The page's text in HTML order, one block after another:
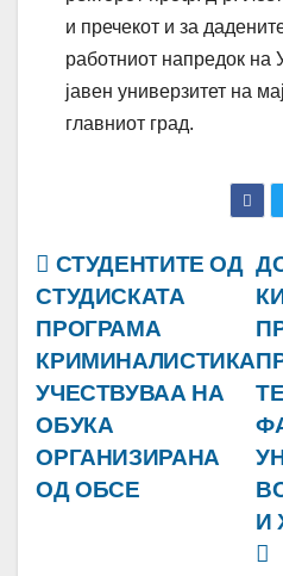
и пречекот и за
работниот напредок на
јавен универзитет на
главниот град.
Навигација
на
напис
И
СТУДЕНТИТЕ ОД
СТУДИСКАТА
ПРОГРАМА
КРИМИНАЛИСТИКА
УЧЕСТВУВАА НА
ОБУКА
ОРГАНИЗИРАНА
ОД ОБСЕ